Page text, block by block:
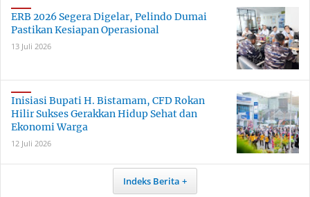
ERB 2026 Segera Digelar, Pelindo Dumai
Pastikan Kesiapan Operasional
13 Juli 2026
Inisiasi Bupati H. Bistamam, CFD Rokan
Hilir Sukses Gerakkan Hidup Sehat dan
Ekonomi Warga
12 Juli 2026
Indeks Berita